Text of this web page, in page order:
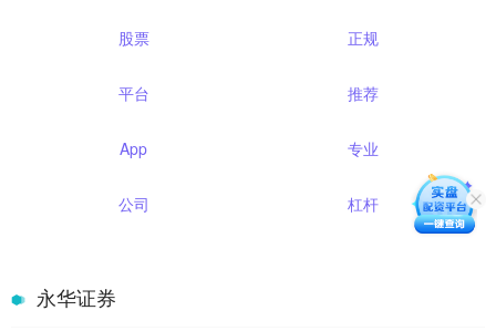
股票 正规
平台 推荐
App 专业
公司 杠杆
永华证券